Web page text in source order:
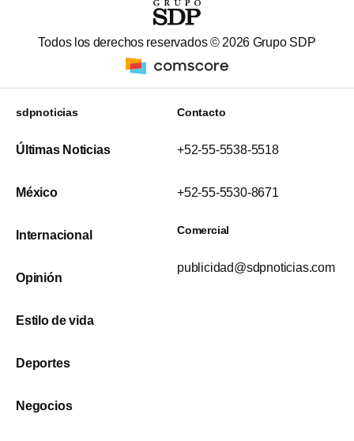
Todos los derechos reservados ©2026 Grupo SDP
sdpnoticias
Últimas Noticias
México
Internacional
Opinión
Estilo de vida
Deportes
Negocios
Contacto
+52-55-5538-5518
+52-55-5530-8671
Comercial
publicidad@sdpnoticias.com